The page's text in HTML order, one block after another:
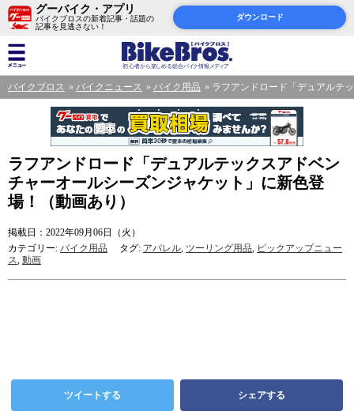
グーバイク・アプリ
バイクブロスの新着記事・話題の
記事を見逃さない！
ダウンロード
バイクブロス バイクニュース バイク用品 ラフアンドロード「デュアルテ
ラフアンドロード「デュアルテックスアドベン
チャーオールシーズンジャケット」に新色登
場！（動画あり）
掲載日：2022年09月06日（火）
カテゴリー: バイク用品 タグ: アパレル, ツーリング用品, ピックアップニュー
ス, 動画
ツイートする シェアする